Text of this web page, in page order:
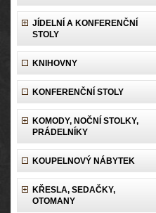
JÍDELNÍ A KONFERENČNÍ
STOLY
KNIHOVNY
KONFERENČNÍ STOLY
KOMODY, NOČNÍ STOLKY,
PRÁDELNÍKY
KOUPELNOVÝ NÁBYTEK
KŘESLA, SEDAČKY,
OTOMANY